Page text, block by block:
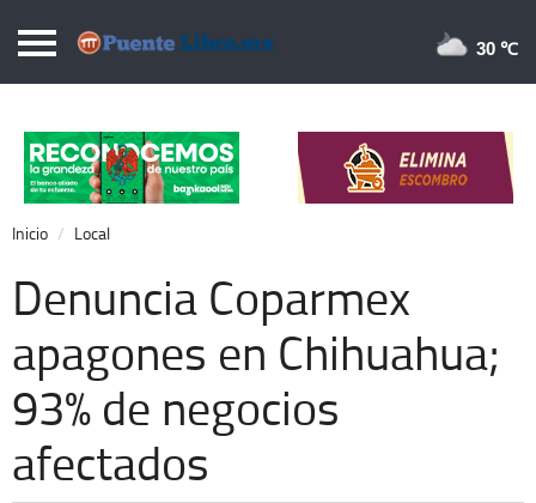
Puentelibre.mx
Local
Nacional
Opinión
Cronos
Economía
Espectáculos
Extra +
30 ℃
Inicio Local
Denuncia Coparmex
apagones en Chihuahua;
93% de negocios
afectados